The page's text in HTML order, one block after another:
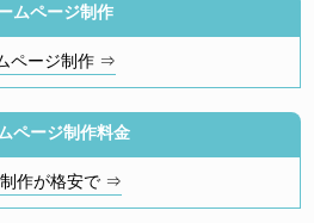
ムページ制作
ページ制作 ⇒
ページ制作料金
作が格安で ⇒